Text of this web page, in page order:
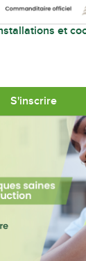
et
S'inscrire